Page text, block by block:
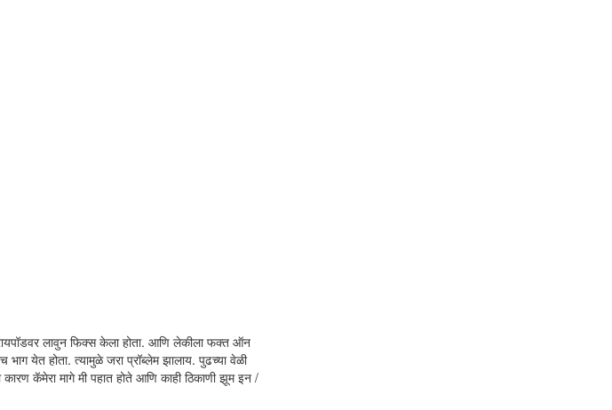
लावुन फिक्स केला होता. आणि लेकीला फक्त ऑन
येत होता. त्यामुळे जरा प्रॉब्लेम झालाय. पुढच्या वेळी
कॅमेरा मागे मी पहात होते आणि काही ठिकाणी झूम इन /